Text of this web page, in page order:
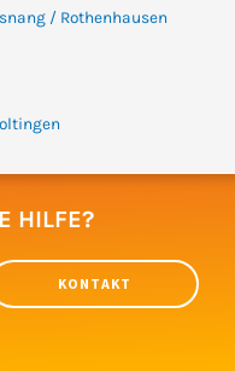
/ Rothenhausen
HILFE?
KONTAKT